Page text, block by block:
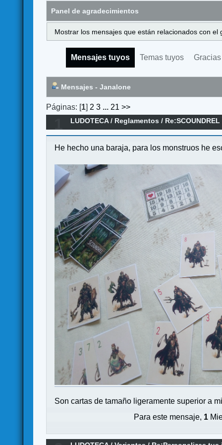
Panel de agradecimientos
Mostrar los mensajes que están relacionados con
Mensajes tuyos Temas tuyos
Mensajes - Janalone
Páginas: [1] 2 3 ... 21 >>
LUDOTECA/ Reglamentos /
He hecho una baraja, para los monstruos he
Son cartas de tamaño ligeramente superior a
Para este mensaje, 1